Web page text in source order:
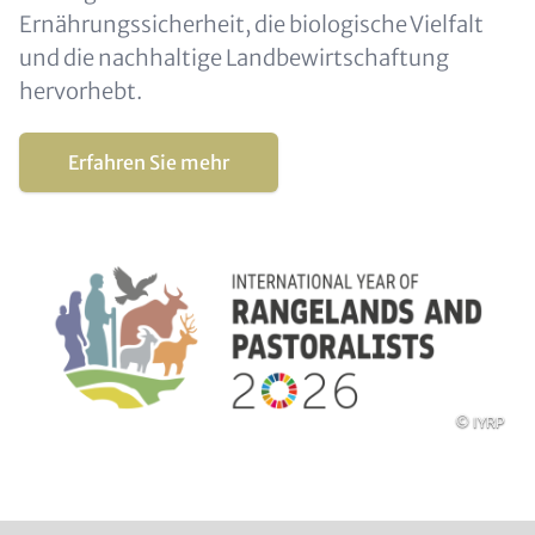
© IYRP
Ernährungssicherheit, die biologische Vielfalt
und die nachhaltige Landbewirtschaftung
hervorhebt.
Erfahren Sie mehr